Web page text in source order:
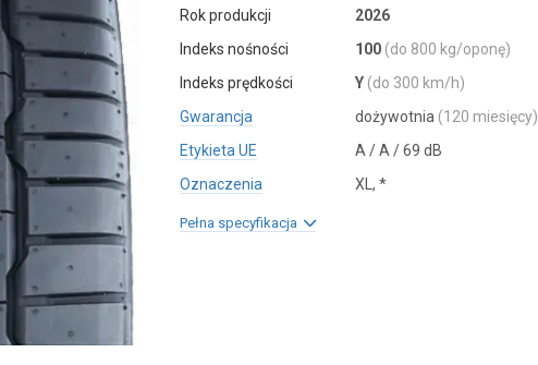
Rok produkcji
2026
Indeks nośności
100 (do 800 kg/oponę)
Indeks prędkości
Y (do 300 km/h)
Gwarancja
dożywotnia (120 miesięcy)
Etykieta UE
A / A / 69 dB
Oznaczenia
XL, *
Pełna specyfikacja